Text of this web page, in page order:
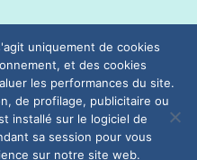
Les Compagnons du
Coach –
uniquement de cookies
et des cookies
les performances du site.
de profilage, publicitaire ou
installé sur le logiciel de
sa session pour vous
sur notre site web.